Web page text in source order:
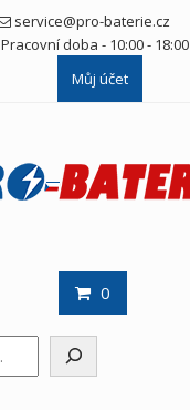
service@pro-baterie.cz
Pracovní doba - 10:00 - 18:00
Můj účet
0